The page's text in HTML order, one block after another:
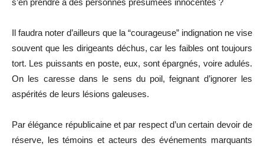
s’en prendre à des personnes présumées innocentes ?
Il faudra noter d’ailleurs que la “courageuse” indignation ne vise
souvent que les dirigeants déchus, car les faibles ont toujours
tort. Les puissants en poste, eux, sont épargnés, voire adulés.
On les caresse dans le sens du poil, feignant d’ignorer les
aspérités de leurs lésions galeuses.
Par élégance républicaine et par respect d’un certain devoir de
réserve, les témoins et acteurs des événements marquants